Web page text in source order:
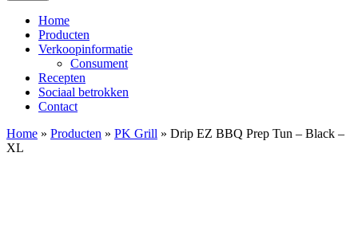
Home
Producten
Verkoopinformatie
Consument
Recepten
Sociaal betrokken
Contact
Home » Producten » PK Grill » Drip EZ BBQ Prep Tun – Black –
XL